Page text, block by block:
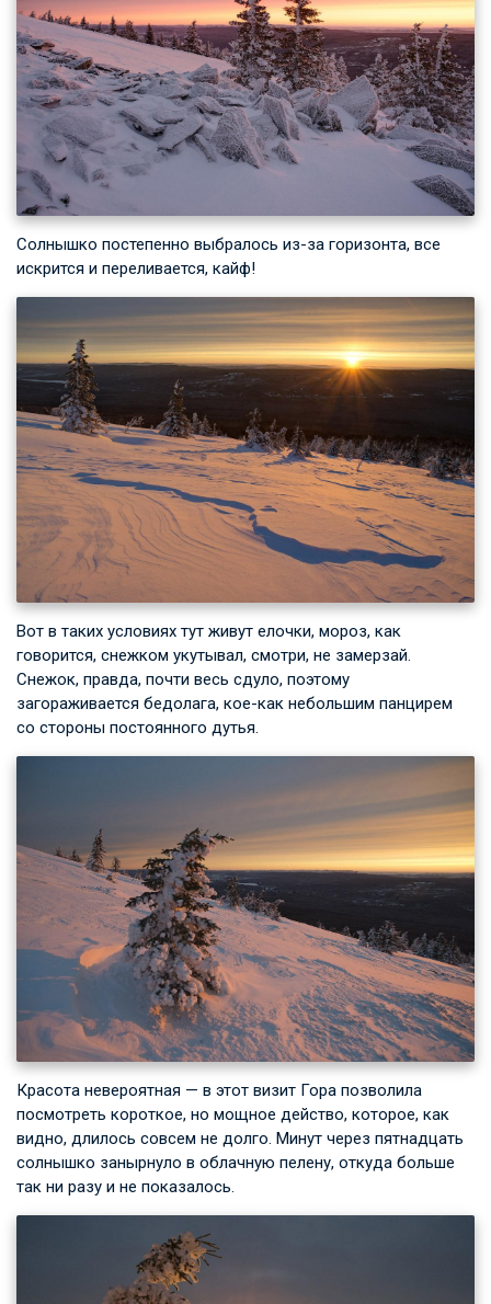
Солнышко постепенно выбралось из-за горизонта, все
искрится и переливается, кайф!
Вот в таких условиях тут живут елочки, мороз, как
говорится, снежком укутывал, смотри, не замерзай.
Снежок, правда, почти весь сдуло, поэтому
загораживается бедолага, кое-как небольшим панцирем
со стороны постоянного дутья.
Красота невероятная — в этот визит Гора позволила
посмотреть короткое, но мощное действо, которое, как
видно, длилось совсем не долго. Минут через пятнадцать
солнышко занырнуло в облачную пелену, откуда больше
так ни разу и не показалось.